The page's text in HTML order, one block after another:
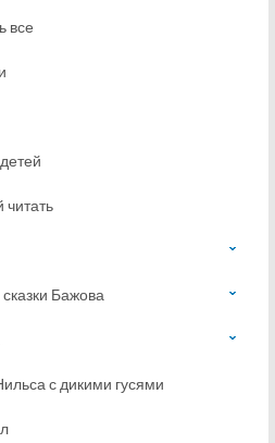
все
читать
Бажова
с дикими гусями